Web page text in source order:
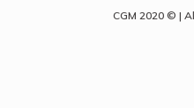
CGM 2020 ©​ |